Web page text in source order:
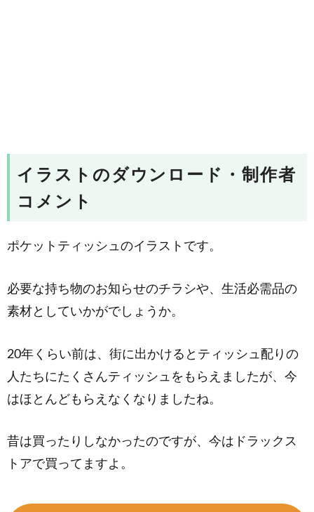
イラストのダウンロード・制作者
コメント
ポケットティッシュのイラストです。
必要な持ち物のお知らせのチラシや、生活必需品の
素材としていかがでしょうか。
20年くらい前は、街に出かけるとティッシュ配りの
人たちにたくさんティッシュをもらえましたが、今
はほとんどもらえなくなりましたね。
昔は買ったりしなかったのですが、今はドラックス
トアで買ってますよ。